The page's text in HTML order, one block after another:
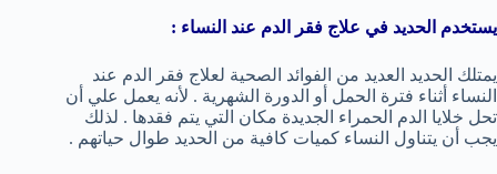
يستخدم الحديد في علاج فقر الدم عند النساء :
يمتلك الحديد العديد من الفوائد الصحية لعلاج فقر الدم عند
النساء أثناء فترة الحمل أو الدورة الشهرية . لأنه يعمل علي أن
تحل خلايا الدم الحمراء الجديدة مكان التي يتم فقدها . لذلك
يجب أن يتناول النساء كميات كافية من الحديد طوال حياتهم .